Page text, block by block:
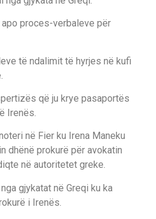
proces-verbaleve për
të ndalimit të hyrjes në kufi
që ju krye pasaportës
Irenës.
në Fier ku Irena Maneku
dhënë prokurë për avokatin
në autoritetet greke.
gjykatat në Greqi ku ka
i Irenës.